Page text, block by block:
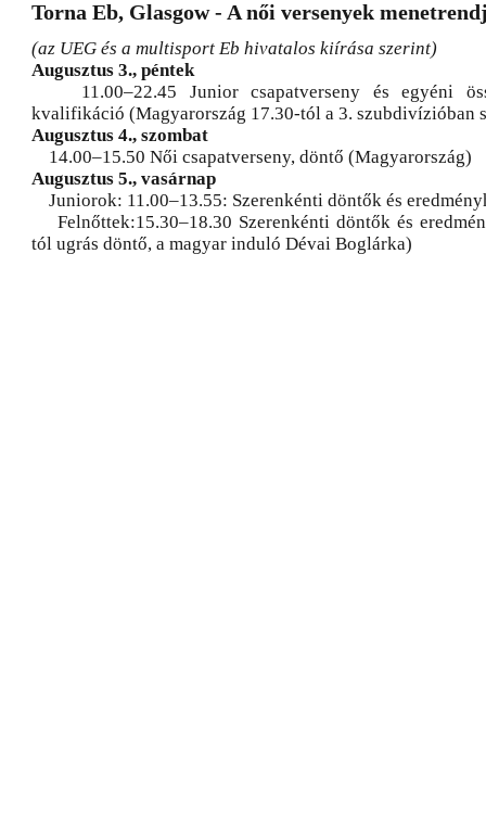
Torna Eb, Glasgow - A női versenyek
(az UEG és a multisport Eb hivatalos kiírása szerint)
Augusztus 3., péntek
11.00–22.45 Junior csapatverseny és egyéni
kvalifikáció (Magyarország 17.30-tól a 3. szubdivízióban
Augusztus 4., szombat
14.00–15.50 Női csapatverseny, döntő (Magyarország)
Augusztus 5., vasárnap
Juniorok: 11.00–13.55: Szerenkénti döntők és
Felnőttek:15.30–18.30 Szerenkénti döntők és
tól ugrás döntő, a magyar induló Dévai Boglárka)